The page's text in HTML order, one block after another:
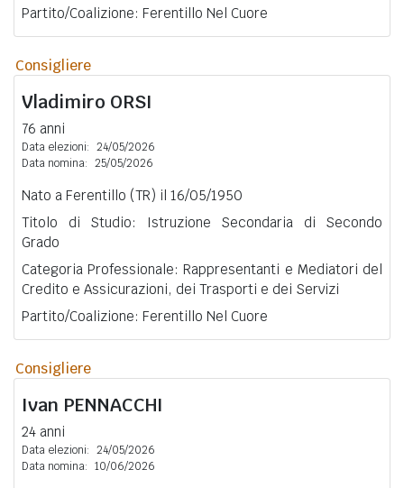
Partito/Coalizione: Ferentillo Nel Cuore
Consigliere
Vladimiro ORSI
76 anni
Data elezioni: 24/05/2026
Data nomina: 25/05/2026
Nato a Ferentillo (TR) il 16/05/1950
Titolo di Studio: Istruzione Secondaria di Secondo
Grado
Categoria Professionale: Rappresentanti e Mediatori del
Credito e Assicurazioni, dei Trasporti e dei Servizi
Partito/Coalizione: Ferentillo Nel Cuore
Consigliere
Ivan PENNACCHI
24 anni
Data elezioni: 24/05/2026
Data nomina: 10/06/2026